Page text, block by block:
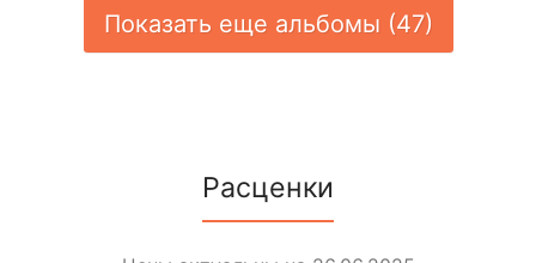
Показать еще альбомы (47)
Расценки